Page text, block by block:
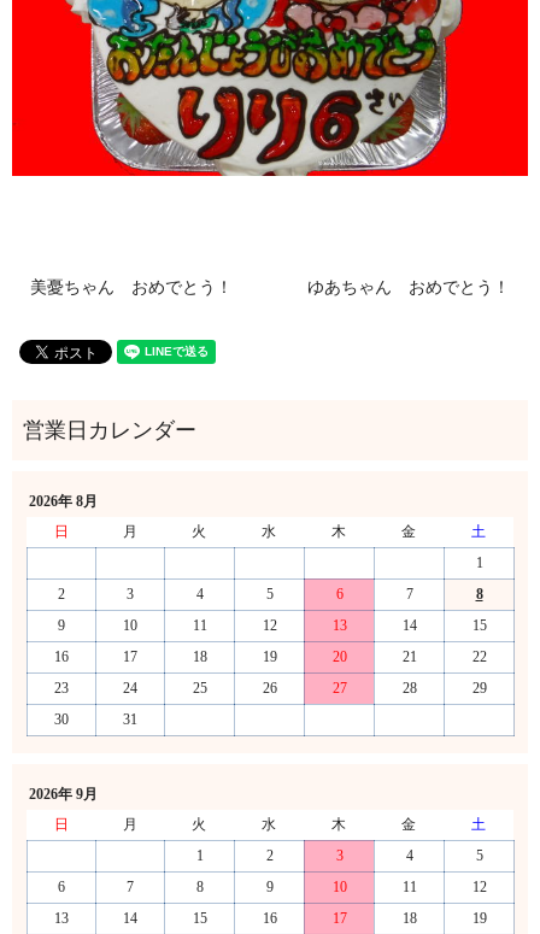
美憂ちゃん おめでとう！ ゆあちゃん おめでとう！
2026年 8月
日
月 火 水 木 金
土
1
2
3 4 5 6 7
8
9
10 11 12 13 14
15
16
17 18 19 20 21
22
23
24 25 26 27 28
29
30
31
2026年 9月
日
月 火 水 木 金
土
1
2 3 4
5
6
7 8 9 10 11
12
13
14 15 16 17 18
19